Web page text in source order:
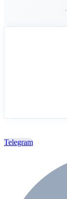
Telegram